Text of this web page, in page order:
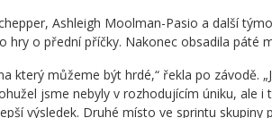
Ashleigh Moolman-Pasio a další
hry o přední příčky. Nakonec obsadila páté
který můžeme být hrdé,“ řekla po závodě.
jsme nebyly v rozhodujícím úniku, ale i
výsledek. Druhé místo ve sprintu skupiny